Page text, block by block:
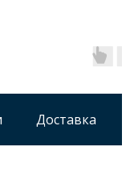
Доставка